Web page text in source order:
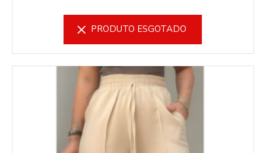
PRODUTO ESGOTADO